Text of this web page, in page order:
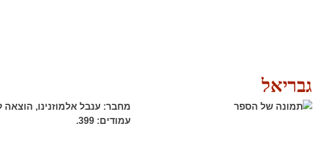
גבריאל
מחבר: ענבל אלמוזנינו, הוצאה
עמודים: